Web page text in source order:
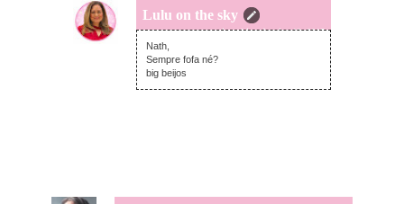
Lulu on the sky
quinta-feira, janeiro 12, 2017
Nath,
Sempre fofa né?
big beijos